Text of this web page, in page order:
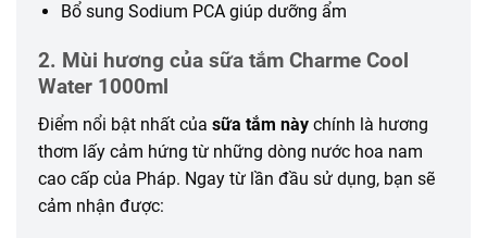
Bổ sung Sodium PCA giúp dưỡng ẩm
2. Mùi hương của sữa tắm Charme Cool
Water 1000ml
Điểm nổi bật nhất của sữa tắm này chính là hương
thơm lấy cảm hứng từ những dòng nước hoa nam
cao cấp của Pháp. Ngay từ lần đầu sử dụng, bạn sẽ
cảm nhận được: